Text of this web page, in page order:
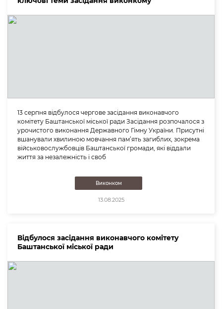
13 серпня відбулося чергове засідання виконавчого
комітету Баштанської міської ради Засідання розпочалося з
урочистого виконання Державного Гімну України. Присутні
вшанували хвилиною мовчання пам’ять загиблих, зокрема
військовослужбовців Баштанської громади, які віддали
життя за незалежність і своб
Виконком
13.08.2025
Відбулося засідання виконавчого комітету
Баштанської міської ради